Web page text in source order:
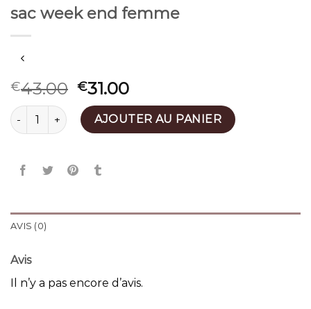
sac week end femme
€43.00 €31.00
quantité de sac week end femme
AJOUTER AU PANIER
AVIS (0)
Avis
Il n’y a pas encore d’avis.